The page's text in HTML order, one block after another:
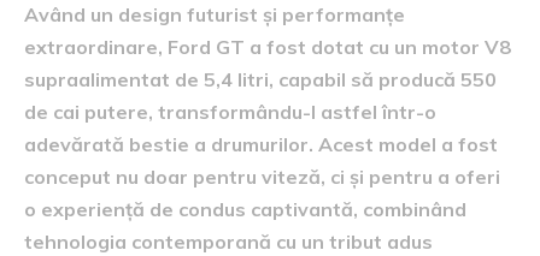
Având un design futurist și performanțe
extraordinare, Ford GT a fost dotat cu un motor V8
supraalimentat de 5,4 litri, capabil să producă 550
de cai putere, transformându-l astfel într-o
adevărată bestie a drumurilor. Acest model a fost
conceput nu doar pentru viteză, ci și pentru a oferi
o experiență de condus captivantă, combinând
tehnologia contemporană cu un tribut adus